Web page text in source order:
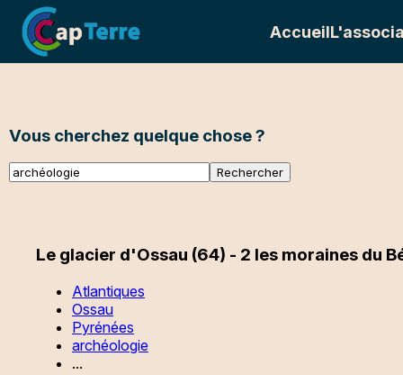
Accueil
Vous cherchez quelque chose ?
Le glacier d'Ossau (64) - 2 les moraines du
Atlantiques
Ossau
Pyrénées
archéologie
...